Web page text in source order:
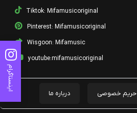
Tiktok: Mifamusicoriginal
Pinterest: Mifamusicoriginal
Wisgoon: Mifamusic
youtube:mifamusicoriginal
حریم خصوصی درباره ما
اینستاگرام